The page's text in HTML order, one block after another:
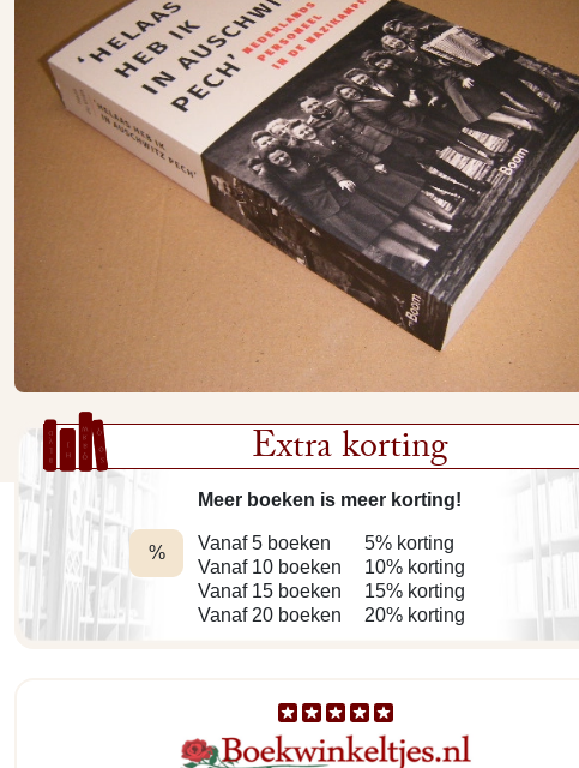
Extra korting
%
Meer boeken is meer korting!
Vanaf 5 boeken
Vanaf 10 boeken
Vanaf 15 boeken
Vanaf 20 boeken
5% korting
10% korting
15% korting
20% korting